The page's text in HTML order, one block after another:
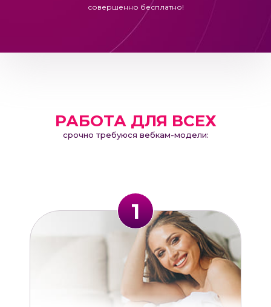
совершенно бесплатно!
РАБОТА ДЛЯ ВСЕХ
срочно требуюся вебкам-модели:
1